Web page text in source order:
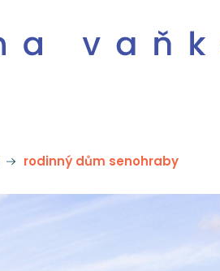
rodinný dům senohraby